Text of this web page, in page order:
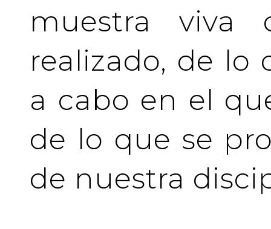
muestra
realizado, de lo
a cabo en el
de lo que se
de nuestra